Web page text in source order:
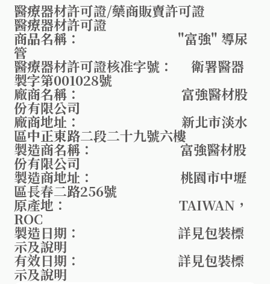
醫療器材許可證/藥商販賣許可證
醫療器材許可證
商品名稱： "富強" 導尿
管
醫療器材許可證核准字號： 衛署醫器
製字第001028號
廠商名稱： 富強醫材股
份有限公司
廠商地址： 新北市淡水
區中正東路二段二十九號六樓
製造商名稱： 富強醫材股
份有限公司
製造商地址： 桃園市中壢
區長春二路256號
原產地： TAIWAN，
ROC
製造日期： 詳見包裝標
示及說明
有效日期： 詳見包裝標
示及說明